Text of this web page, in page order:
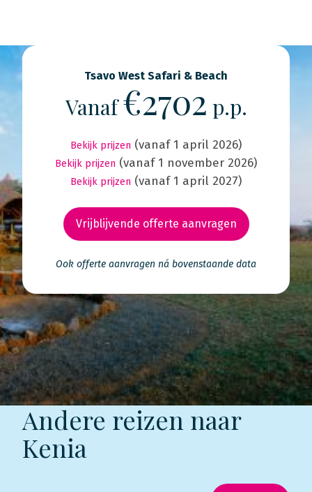
Tsavo West Safari & Beach
Vanaf€2702 p.p.
Bekijk prijzen (vanaf 1 april 2026)
Bekijk prijzen (vanaf 1 november 2026)
Bekijk prijzen (vanaf 1 april 2027)
Vrijblijvende offerte aanvragen
Ook offerte aanvragen ná bovenstaande data
Andere reizen naar
Kenia